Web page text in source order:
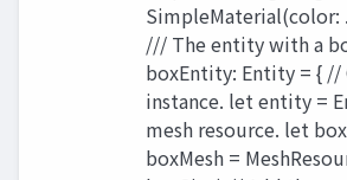
/// The entity with a
boxEntity: Entity = { //
instance. let entity =
mesh resource. let
boxMesh =